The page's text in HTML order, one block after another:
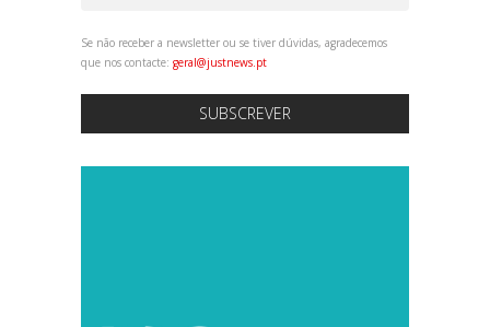
Se não receber a newsletter ou se tiver dúvidas, agradecemos
que nos contacte: geral@justnews.pt
SUBSCREVER